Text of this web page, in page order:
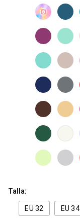
Talla:
EU 32 EU 34